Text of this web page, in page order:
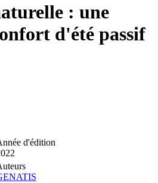
: une
d'été passif
d'édition